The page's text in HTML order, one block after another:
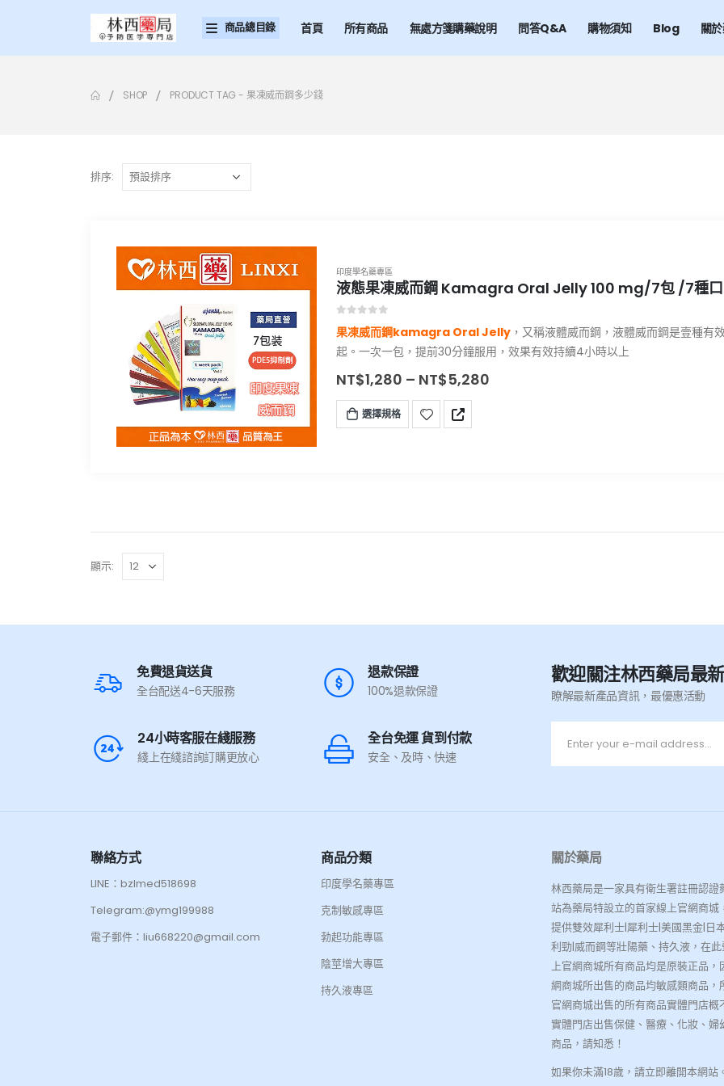
商品總目錄 首頁 所有商品 無處方箋購藥說明 問答Q&A 購物須知 Blog 關
SHOP PRODUCT TAG - 果凍威而鋼多少錢
排序:
印度學名藥專區
液態果凍威而鋼 Kamagra Oral Jelly 100 mg/7包 /7種口
果凍威而鋼kamagra Oral Jelly ，又稱液體威而鋼，液體威而鋼是壹種有
起。一次一包，提前30分鐘服用，效果有效持續4小時以上
NT$1,280 – NT$5,280
選擇規格
顯示:
免費退貨送貨
全台配送4-6天服務
退款保證
100%退款保證
24小時客服在綫服務
綫上在綫諮詢訂購更放心
全台免運 貨到付款
安全、及時、快速
歡迎關注林西藥局最
瞭解最新產品資訊，最優惠活動
聯絡方式
LINE：bzlmed518698
Telegram:@ymg199988
電子郵件：liu668220@gmail.com
商品分類
印度學名藥專區
克制敏感專區
勃起功能專區
陰莖增大專區
持久液專區
關於藥局
林西藥局是一家具有衛生署註冊認證
站為藥局特設立的首家線上官網商城
提供雙效犀利士|犀利士|美國黑金|日
利勁|威而鋼等壯陽藥、持久液，在
上官網商城所有商品均是原裝正品，
網商城所出售的商品均敏感類商品，
官網商城出售的所有商品實體門店概
實體門店出售保健、醫療、化妝、婦
商品，請知悉！
如果你未滿18歲，請立即離開本網站